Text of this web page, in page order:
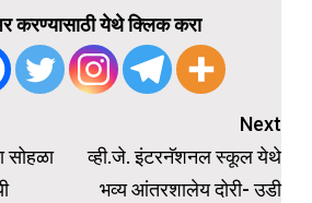
करण्यासाठी येथे क्लिक करा
सोहळा
Next
व्ही.जे. इंटरनॅशनल स्कूल येथे
भव्य आंतरशालेय दोरी- उडी